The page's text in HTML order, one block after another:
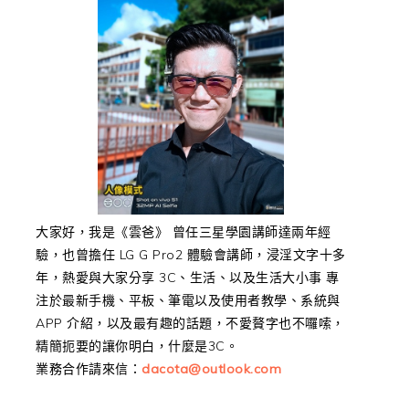
大家好，我是《雲爸》 曾任三星學園講師達兩年經
驗，也曾擔任 LG G Pro2 體驗會講師，浸淫文字十多
年，熱愛與大家分享 3C、生活、以及生活大小事 專
注於最新手機、平板、筆電以及使用者教學、系統與
APP 介紹，以及最有趣的話題，不愛贅字也不囉嗦，
精簡扼要的讓你明白，什麼是3C。
業務合作請來信： dacota@outlook.com